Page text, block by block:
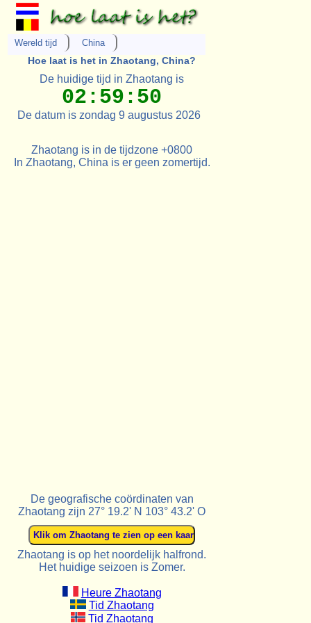
Wereld tijd China
Hoe laat is het in Zhaotang, China?
De huidige tijd in Zhaotang is
02:59:50
De datum is zondag 9 augustus 2026
Zhaotang is in de tijdzone +0800
In Zhaotang, China is er geen zomertijd.
De geografische coördinaten van
Zhaotang zijn 27° 19.2' N 103° 43.2' O
Zhaotang is op het noordelijk halfrond.
Het huidige seizoen is Zomer.
Heure Zhaotang
Tid Zhaotang
Tid Zhaotang